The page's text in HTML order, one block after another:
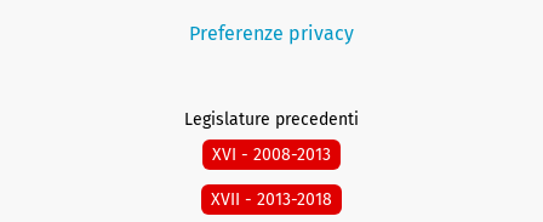
Preferenze privacy
Legislature precedenti
XVI - 2008-2013
XVII - 2013-2018